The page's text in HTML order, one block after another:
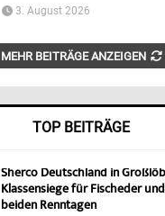
3. August 2026
MEHR BEITRÄGE ANZEIGEN
TOP BEITRÄGE
Sherco Deutschland in
Klassensiege für Fischeder
beiden Renntagen